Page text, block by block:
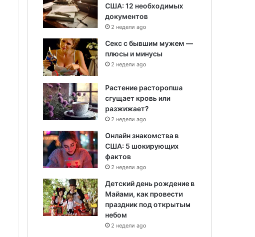
США: 12 необходимых
документов
2 недели ago
Секс с бывшим мужем —
плюсы и минусы
2 недели ago
Растение расторопша
сгущает кровь или
разжижает?
2 недели ago
Онлайн знакомства в
США: 5 шокирующих
фактов
2 недели ago
Детский день рождение в
Майами, как провести
праздник под открытым
небом
2 недели ago